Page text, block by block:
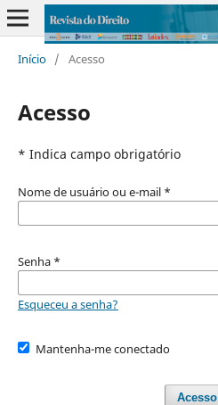
Início / Acesso
Acesso
* Indica campo obrigatório
Nome de usuário ou e-mail *
Senha *
Esqueceu a senha?
Mantenha-me conectado
Acesso